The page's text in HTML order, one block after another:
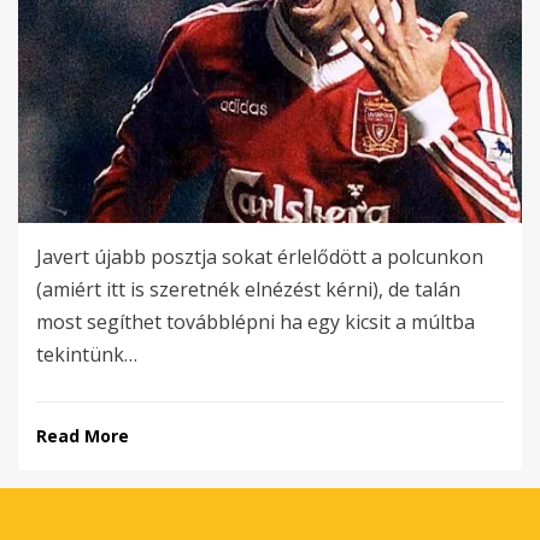
Javert újabb posztja sokat érlelődött a polcunkon
(amiért itt is szeretnék elnézést kérni), de talán
most segíthet továbblépni ha egy kicsit a múltba
tekintünk…
Read More